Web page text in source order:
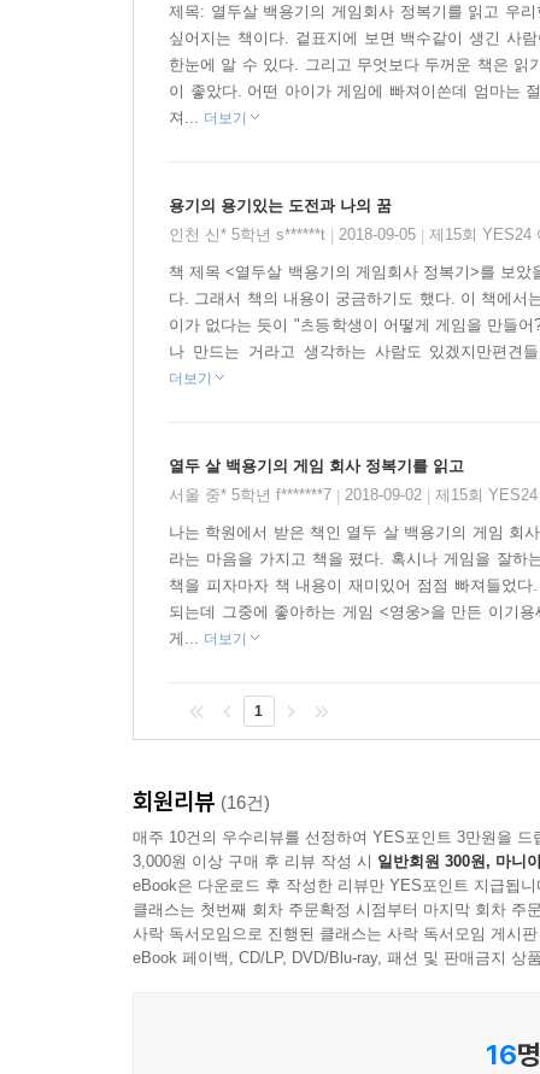
바로잡는다.
이 책은 사계절 문학상 대상, 마해송 문학상
인터뷰하고 게임 제작 과정을 관찰하여 썼다.
파란만장한 게임 제작기를 유머러스하게 보여 준다.
업무에 필요한 능력에 대해 알려 준다. 단순히 각
대해서도 충실히 설명했다. 또 컴퓨터 산업의 역
했다. 우리나라가 1990년대 중반 이후 온라인
게임들에 대해서도 알려 준다.
게임, 그간 우리가 잘못 알거나 놓친 점은 없을까?
게임에 대한 우리 사회의 시선은 두 가지로 나
있는가 하면 한낱 아이들 장난으로 치부하며 걱정
사실 게임은 알려진 것보다 훨씬 다채로운
한국콘텐츠진흥원이 발표한 자료에 따르면 게
첨단 과학 기술에 이야기와 사운드, 그래픽을 결
등이 게임 관련 전시회를 개최하기도 했다.
아니라, 여럿이 함께 팀을 이뤄 게임을 하는 과
이해하기 위해 방대한 양의 세계 역사, 신화, 철
게임을 제대로 알고 올바르게 활용하는 법에 대해
『열두 살 백용기의 게임 회사 정복기』는 게임의
여러 가지 측면을 알려 줌으로써 아이들 스스로
이야기 초반, 늘 게임만 하는 통에 엄마의 걱정을
점 등이 그렇다. 또한 용기와 팀원들이 게임 속
무엇보다 이 책의 가장 큰 장점은 아이들에게
제목: 열두살 백용기의 게임회사 정복기를 읽고 우
싶어지는 책이다. 겉표지에 보면 백수같이 생긴 사
한눈에 알 수 있다. 그리고 무엇보다 두꺼운 책은
이 좋았다. 어떤 아이가 게임에 빠져이쓴데 엄마는
져... 더보기
용기의 용기있는 도전과 나의 꿈
인천 신* 5학년 s******t
2018-09-05 제15회 YES24
책 제목 <열두살 백용기의 게임회사 정복기>를 보
다. 그래서 책의 내용이 궁금하기도 했다. 이 책에서
이가 없다는 듯이 "초등학생이 어떻게 게임을 만들
나 만드는 거라고 생각하는 사람도 있겠지만편견
더보기
열두 살 백용기의 게임 회사 정복기를 읽고
서울 중* 5학년 f*******7
2018-09-02 제15회
나는 학원에서 받은 책인 열두 살 백용기의 게임 회
라는 마음을 가지고 책을 폈다. 혹시나 게임을 잘하
책을 피자마자 책 내용이 재미있어 점점 빠져들었
되는데 그중에 좋아하는 게임 <영웅>을 만든 이기
게... 더보기
1
회원리뷰 (16건)
매주 10건의 우수리뷰를 선정하여 YES포인트 3만원을 드
3,000원 이상 구매 후 리뷰 작성 시 일반회원 300원, 마니
eBook은 다운로드 후 작성한 리뷰만 YES포인트 지급됩니
클래스는 첫번째 회차 주문확정 시점부터 마지막 회차 주
사락 독서모임으로 진행된 클래스는 사락 독서모임 게시
eBook 페이백, CD/LP, DVD/Blu-ray, 패션 및 판매금지 상
16